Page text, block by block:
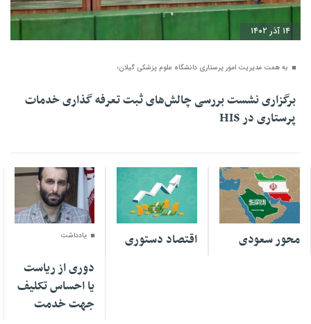
۱۴ آذر ۱۴۰۲
به همت مدیریت امور پرستاری دانشگاه علوم پزشکی گیلان؛
برگزاری نشست بررسی چالش‌های ثبت تعرفه گذاری خدمات
پرستاری در HIS
۲۸ تیر ۱۴۰۲
محور سعودی
۲۶ تیر ۱۴۰۲
اقتصاد دستوری
۱۱ اسفند ۱۳۹۹
یادداشت
دوری از ریاست
یا احساس تکلیف
جهت خدمت